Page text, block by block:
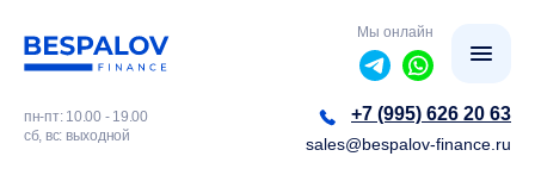
sales@bespalov-finance.ru
+7 (995) 626 20 63
Мы онлайн
пн-пт: 10.00 - 19.00
сб, вс: выходной